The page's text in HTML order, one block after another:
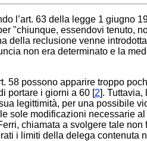
l’art. 63 della legge 1 giugno
"chiunque, essendovi tenuto,
della reclusione venne
non era determinato e la
58 possono apparire troppo
portare i giorni a 60 [2]. Tuttavia,
legittimità, per una possibile
sole modificazioni necessarie
chiamata a svolgere tale
i limiti della delega contenuta